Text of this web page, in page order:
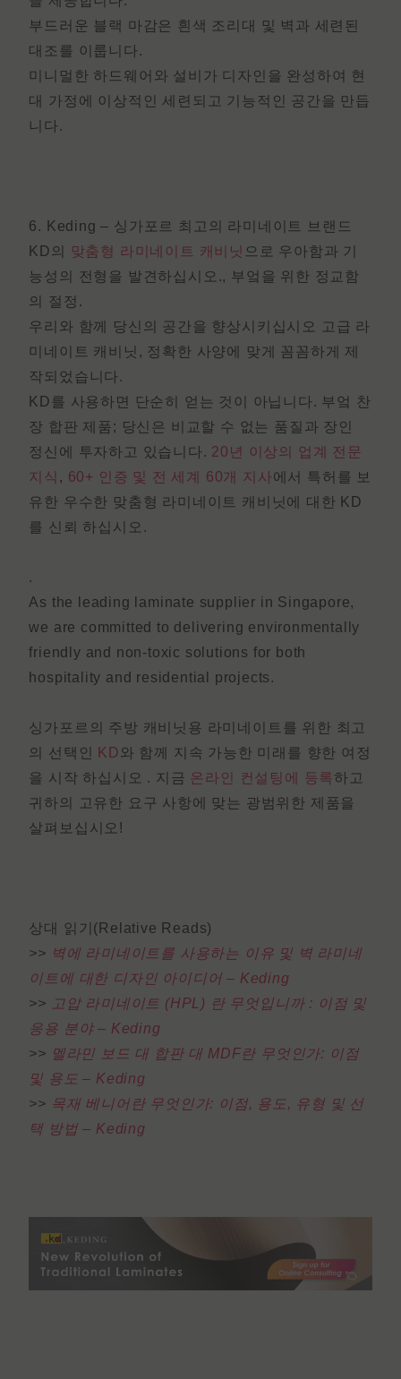
부드러운 블랙 마감은 흰색 조리대 및 벽과 세련된
대조를 이룹니다.
미니멀한 하드웨어와 설비가 디자인을 완성하여 현
대 가정에 이상적인 세련되고 기능적인 공간을 만듭
니다.
6. Keding – 싱가포르
최고의 라미네이트 브랜드
KD의
맞춤형 라미네이트 캐비닛 으로 우아함과 기
능성의 전형을 발견하십시오., 부엌을 위한 정교함
의 절정.
우리와 함께 당신의 공간을 향상시키십시오
고급 라
미네이트 캐비닛 , 정확한 사양에 맞게 꼼꼼하게 제
작되었습니다.
KD를 사용하면 단순히 얻는 것이 아닙니다. 부엌 찬
장 합판 제품; 당신은 비교할 수 없는 품질과 장인
정신에 투자하고 있습니다. 20년 이상의 업계 전문
지식 , 60+ 인증 및 전 세계 60개 지사에서 특허 를 보
유한 우수한 맞춤형 라미네이트 캐비닛에 대한 KD
를 신뢰 하십시오.
.
As the leading laminate supplier in Singapore,
we are committed to delivering environmentally
friendly and non-toxic solutions for both
hospitality and residential projects.
싱가포르의 주방 캐비닛용 라미네이트 를 위한 최고
의 선택인
KD와 함께 지속 가능한 미래를 향한 여정
을 시작 하십시오 . 지금 온라인 컨설팅에 등록하고
귀하의 고유한 요구 사항에 맞는 광범위한 제품을
살펴보십시오!
상대 읽기(Relative Reads)
>> 벽에 라미네이트를 사용하는 이유 및 벽 라미네
이트에 대한 디자인 아이디어 – Keding
>>
고압 라미네이트 (HPL) 란 무엇입니까 : 이점 및
응용 분야 – Keding
>> 멜라민 보드 대 합판 대 MDF란 무엇인가: 이점
및 용도 – Keding
>> 목재 베니어란 무엇인가: 이점, 용도, 유형 및 선
택 방법 – Keding